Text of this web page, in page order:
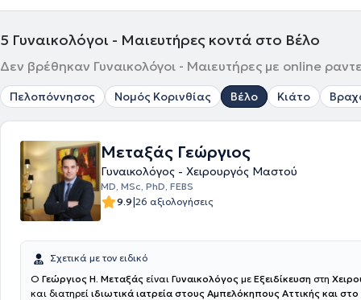
5 Γυναικολόγοι - Μαιευτήρες κοντά στο Βέλο
Δεν βρέθηκαν Γυναικολόγοι - Μαιευτήρες με online
Πελοπόννησος Νομός Κορινθίας Βέλο Κιάτο
Μεταξάς Γεώργιος
Γυναικολόγος - Χειρουργός Μαστού
MD, MSc, PhD, FEBS
9.9|26 αξιολογήσεις
Σχετικά με τον ειδικό
O Γεώργιος Η. Μεταξάς είναι Γυναικολόγος με Εξειδίκευση στη
και διατηρεί ιδιωτικά ιατρεία στους Αμπελόκηπους Αττικής και στο